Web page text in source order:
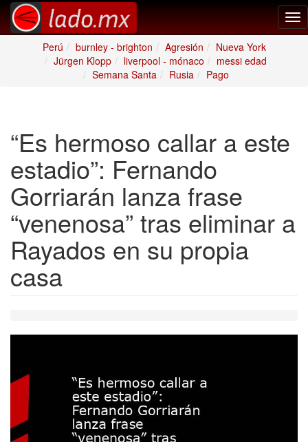
Perú
burnley - brighton Agresión
Nueva York
Jürgen Klopp
liverpool - mónaco
messi edad
Semana Santa
Rusia Pago
“Es hermoso callar a este
estadio”: Fernando
Gorriarán lanza frase
“venenosa” tras eliminar a
Rayados en su propia
casa